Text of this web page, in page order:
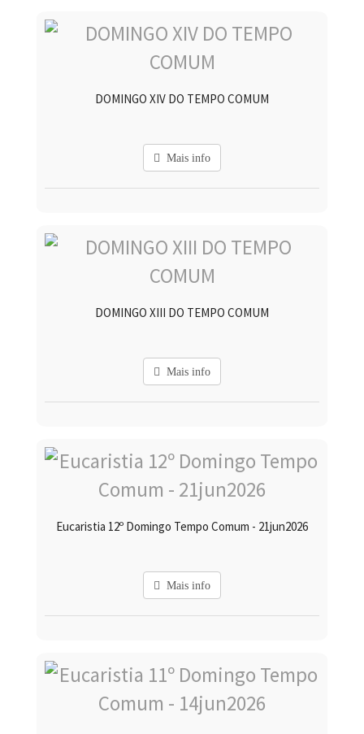
DOMINGO XIV DO TEMPO COMUM
Mais info
DOMINGO XIII DO TEMPO COMUM
Mais info
Eucaristia 12º Domingo Tempo Comum - 21jun2026
Mais info